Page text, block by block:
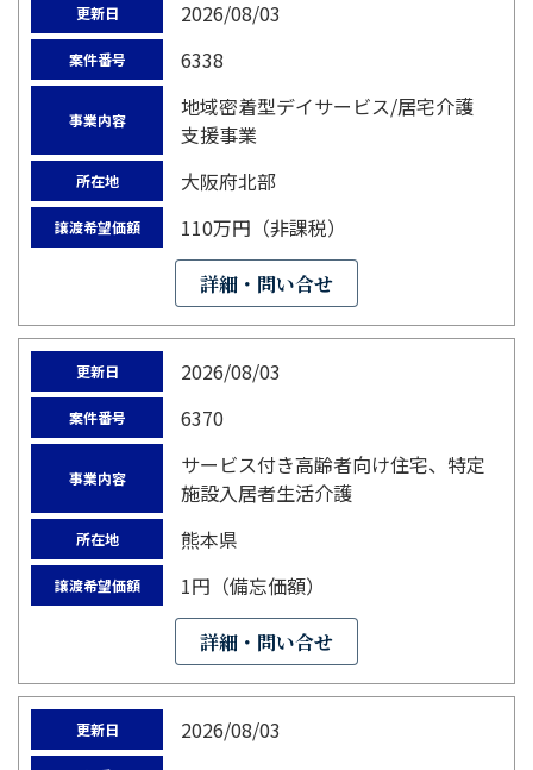
更新日 2026/08/03
案件番号 6338
事業内容
地域密着型デイサービス/居宅介護
支援事業
所在地 大阪府北部
譲渡希望価額 110万円（非課税）
詳細・問い合せ
更新日 2026/08/03
案件番号 6370
事業内容
サービス付き高齢者向け住宅、特定
施設入居者生活介護
所在地 熊本県
譲渡希望価額 1円（備忘価額）
詳細・問い合せ
更新日 2026/08/03